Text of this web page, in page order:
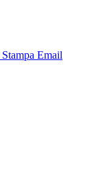
Stampa Email